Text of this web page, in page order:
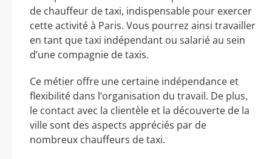
de chauffeur de taxi, indispensable pour exercer
cette activité à Paris. Vous pourrez ainsi travailler
en tant que taxi indépendant ou salarié au sein
d’une compagnie de taxis.
Ce métier offre une certaine indépendance et
flexibilité dans l’organisation du travail. De plus,
le contact avec la clientèle et la découverte de la
ville sont des aspects appréciés par de
nombreux chauffeurs de taxi.